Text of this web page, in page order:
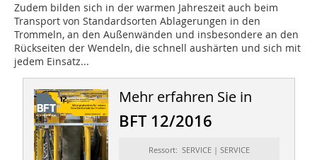
Zudem bilden sich in der warmen Jahreszeit auch beim
Transport von Standardsorten Ablagerungen in den
Trommeln, an den Außenwänden und insbesondere an den
Rückseiten der Wendeln, die schnell aushärten und sich mit
jedem Einsatz...
Mehr erfahren Sie in
BFT 12/2016
Ressort: SERVICE | SERVICE